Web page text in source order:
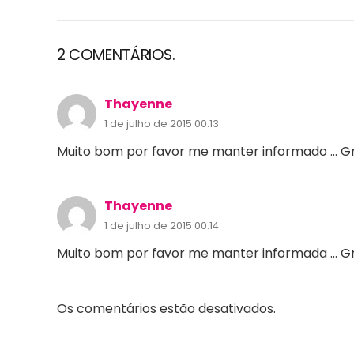
2 COMENTÁRIOS.
Thayenne
1 de julho de 2015 00:13
Muito bom por favor me manter informado …
Thayenne
1 de julho de 2015 00:14
Muito bom por favor me manter informada …
Os comentários estão desativados.